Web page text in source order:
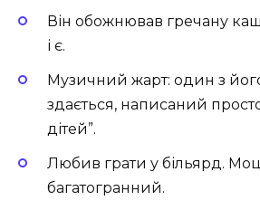
Він обожнював гречану
і є.
Музичний жарт: один з
здається, написаний
дітей”.
Любив грати у більярд.
багатогранний.